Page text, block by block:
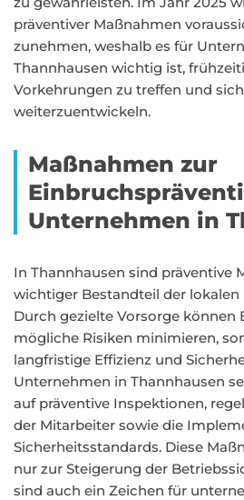
präventiver Maßnahmen
zunehmen, weshalb es für
Thannhausen wichtig ist,
Vorkehrungen zu treffen und
weiterzuentwickeln.
Maßnahmen zur
Unternehmen in
In Thannhausen sind präventive
wichtiger Bestandteil der
Durch gezielte Vorsorge können
mögliche Risiken minimieren,
langfristige Effizienz und
Unternehmen in Thannhausen
auf präventive Inspektionen,
der Mitarbeiter sowie die
Sicherheitsstandards. Diese
nur zur Steigerung der
sind auch ein Zeichen für